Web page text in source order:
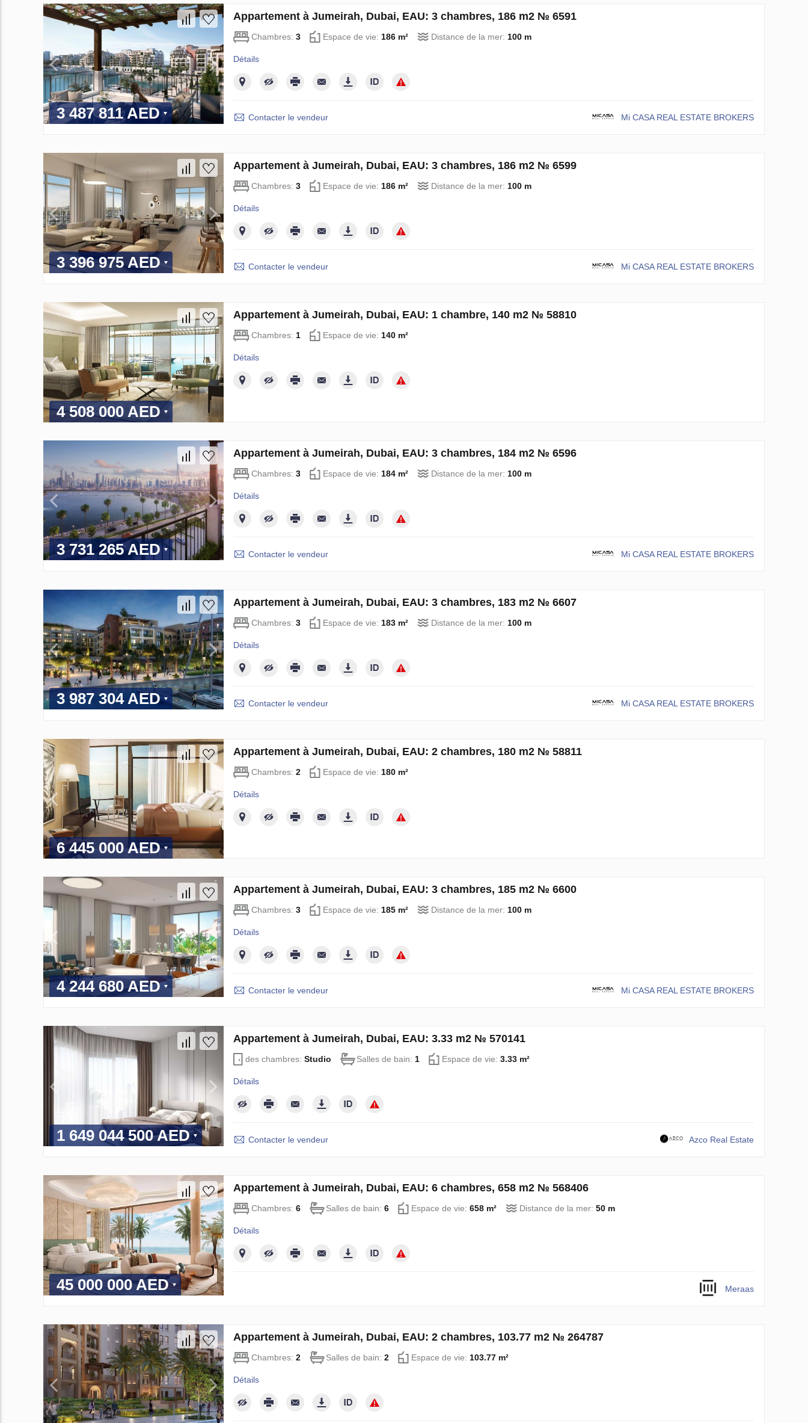
3 487 811 AED
Appartement à Jumeirah, Dubai, EAU: 3 chambres, 186 m2 № 6591
Chambres: 3 Espace de vie: 186 m² Distance de la mer: 100 m
Détails
Contacter le vendeur Mi CASA REAL ESTATE BROKERS
3 396 975 AED
Appartement à Jumeirah, Dubai, EAU: 3 chambres, 186 m2 № 6599
Chambres: 3 Espace de vie: 186 m² Distance de la mer: 100 m
Détails
Contacter le vendeur Mi CASA REAL ESTATE BROKERS
4 508 000 AED
Appartement à Jumeirah, Dubai, EAU: 1 chambre, 140 m2 № 58810
Chambres: 1 Espace de vie: 140 m²
Détails
3 731 265 AED
Appartement à Jumeirah, Dubai, EAU: 3 chambres, 184 m2 № 6596
Chambres: 3 Espace de vie: 184 m² Distance de la mer: 100 m
Détails
Contacter le vendeur Mi CASA REAL ESTATE BROKERS
3 987 304 AED
Appartement à Jumeirah, Dubai, EAU: 3 chambres, 183 m2 № 6607
Chambres: 3 Espace de vie: 183 m² Distance de la mer: 100 m
Détails
Contacter le vendeur Mi CASA REAL ESTATE BROKERS
6 445 000 AED
Appartement à Jumeirah, Dubai, EAU: 2 chambres, 180 m2 № 58811
Chambres: 2 Espace de vie: 180 m²
Détails
4 244 680 AED
Appartement à Jumeirah, Dubai, EAU: 3 chambres, 185 m2 № 6600
Chambres: 3 Espace de vie: 185 m² Distance de la mer: 100 m
Détails
Contacter le vendeur Mi CASA REAL ESTATE BROKERS
1 649 044 500 AED
Appartement à Jumeirah, Dubai, EAU: 3.33 m2 № 570141
des chambres: Studio Salles de bain: 1 Espace de vie: 3.33 m²
Détails
Contacter le vendeur Azco Real Estate
45 000 000 AED
Appartement à Jumeirah, Dubai, EAU: 6 chambres, 658 m2 № 568406
Chambres: 6 Salles de bain: 6 Espace de vie: 658 m² Distance de la mer: 50 m
Détails
Meraas
Appartement à Jumeirah, Dubai, EAU: 2 chambres, 103.77 m2 № 264787
Chambres: 2 Salles de bain: 2 Espace de vie: 103.77 m²
Détails